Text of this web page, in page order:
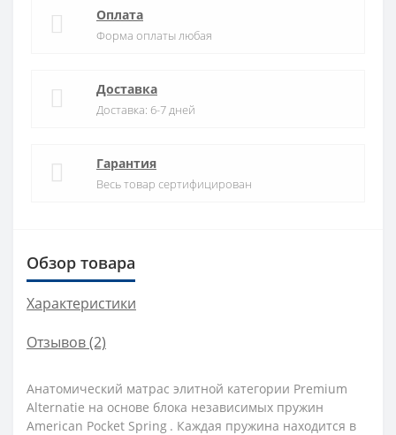
Оплата
Форма оплаты любая
Доставка
Доставка: 6-7 дней
Гарантия
Весь товар сертифицирован
Обзор товара
Характеристики
Отзывов (2)
Анатомический матрас элитной категории Premium
Alternatie на основе блока независимых пружин
American Pocket Spring . Каждая пружина находится в